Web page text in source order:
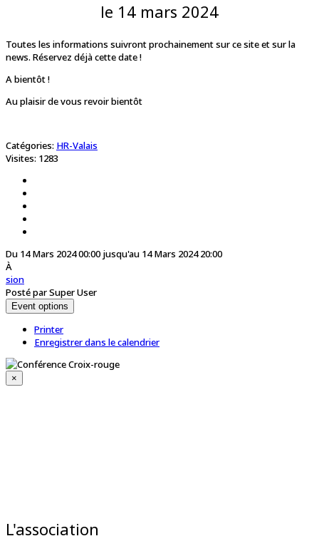
le 14 mars 2024
Toutes les informations suivront prochainement sur ce site et sur la
news. Réservez déjà cette date !
A bientôt !
Au plaisir de vous revoir bientôt
Catégories: HR-Valais
Visites: 1283
Du 14 Mars 2024 00:00 jusqu'au 14 Mars 2024 20:00
À
sion
Posté par Super User
Event options
Printer
Enregistrer dans le calendrier
×
L'association